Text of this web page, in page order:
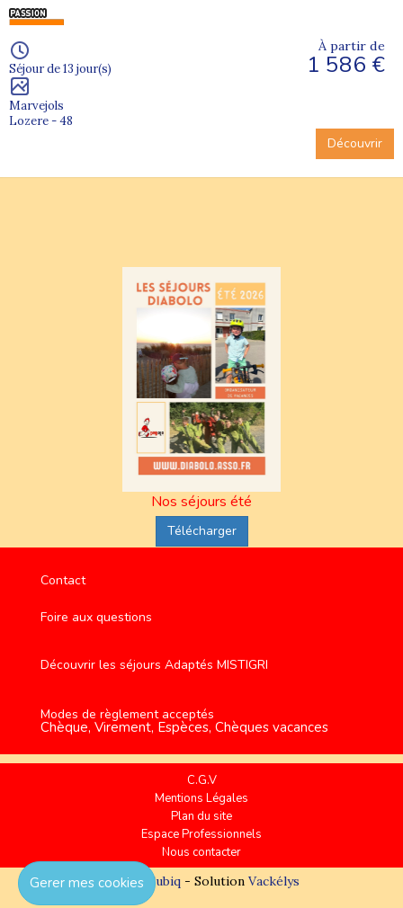
Séjour de 13 jour(s)
Marvejols
Lozere - 48
À partir de
1 586 €
Découvrir
Nos séjours été
Télécharger
Contact
Foire aux questions
Découvrir les séjours Adaptés MISTIGRI
Modes de règlement acceptés
Chèque, Virement, Espèces, Chèques vacances
C.G.V
Mentions Légales
Plan du site
Espace Professionnels
Nous contacter
Réalisation
Cubiq- Solution Vackélys
Gerer mes cookies